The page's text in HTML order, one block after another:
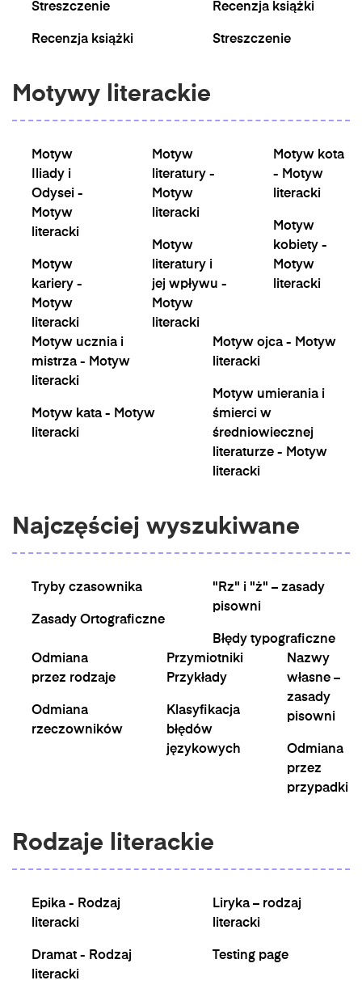
Streszczenie
Recenzja książki
Recenzja książki
Streszczenie
Motywy literackie
Motyw
Iliady i
Odysei -
Motyw
literacki
Motyw
kariery -
Motyw
literacki
Motyw
literatury -
Motyw
literacki
Motyw
literatury i
jej wpływu -
Motyw
literacki
Motyw kota
- Motyw
literacki
Motyw
kobiety -
Motyw
literacki
Motyw ucznia i
mistrza - Motyw
literacki
Motyw kata - Motyw
literacki
Motyw ojca - Motyw
literacki
Motyw umierania i
śmierci w
średniowiecznej
literaturze - Motyw
literacki
Najczęściej wyszukiwane
Tryby czasownika
Zasady Ortograficzne
"Rz" i "ż" – zasady
pisowni
Błędy typograficzne
Odmiana
przez rodzaje
Odmiana
rzeczowników
Przymiotniki
Przykłady
Klasyfikacja
błędów
językowych
Nazwy
własne –
zasady
pisowni
Odmiana
przez
przypadki
Rodzaje literackie
Epika - Rodzaj
literacki
Dramat - Rodzaj
literacki
Liryka – rodzaj
literacki
Testing page